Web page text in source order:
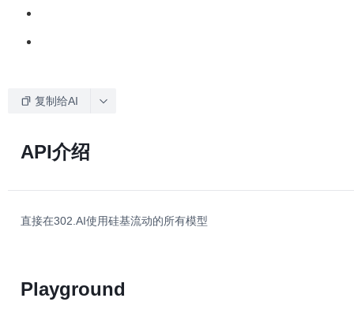
复制给AI
API介绍
直接在302.AI使用硅基流动的所有模型
Playground